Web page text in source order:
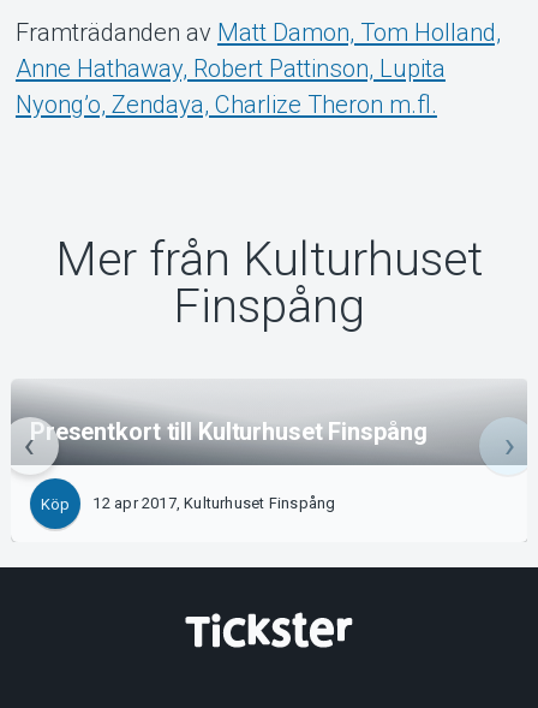
Framträdanden av Matt Damon, Tom Holland,
Anne Hathaway, Robert Pattinson, Lupita
Nyong’o, Zendaya, Charlize Theron m.fl.
Mer från Kulturhuset
Finspång
Presentkort till Kulturhuset Finspång
Köp 12 apr 2017, Kulturhuset Finspång